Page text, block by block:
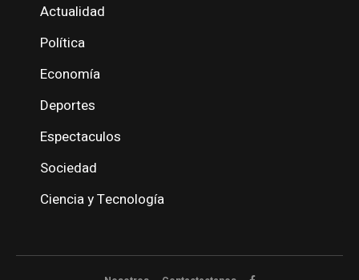
Actualidad
Política
Economía
Deportes
Espectaculos
Sociedad
Ciencia y Tecnología